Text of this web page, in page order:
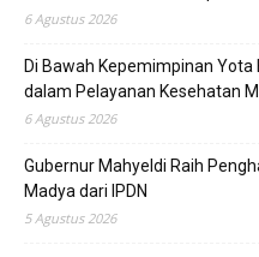
6 Agustus 2026
Di Bawah Kepemimpinan Yota
dalam Pelayanan Kesehatan
6 Agustus 2026
Gubernur Mahyeldi Raih
Madya dari IPDN
5 Agustus 2026